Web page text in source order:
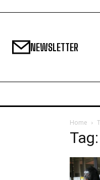
NEWSLETTER
Home